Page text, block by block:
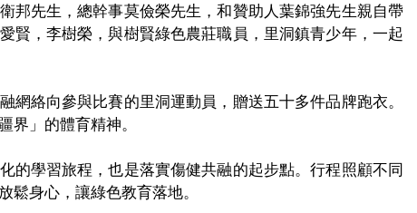
邦先生，總幹事莫儉榮先生，和贊助人葉錦強先生親自帶
賢，李樹榮，與樹賢綠色農莊職員，里洞鎮青少年，一起
網絡向參與比賽的里洞運動員，贈送五十多件品牌跑衣。
界」的體育精神。
的學習旅程，也是落實傷健共融的起步點。行程照顧不同
鬆身心，讓綠色教育落地。